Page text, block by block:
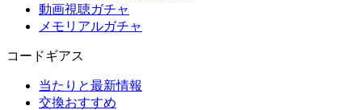
動画視聴ガチャ
メモリアルガチャ
コードギアス
当たりと最新情報
交換おすすめ